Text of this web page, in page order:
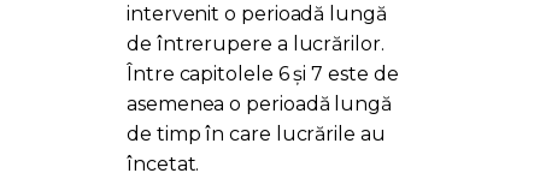
intervenit o perioadă lungă
de întrerupere a lucrărilor.
Între capitolele 6 și 7 este de
asemenea o perioadă lungă
de timp în care lucrările au
încetat.